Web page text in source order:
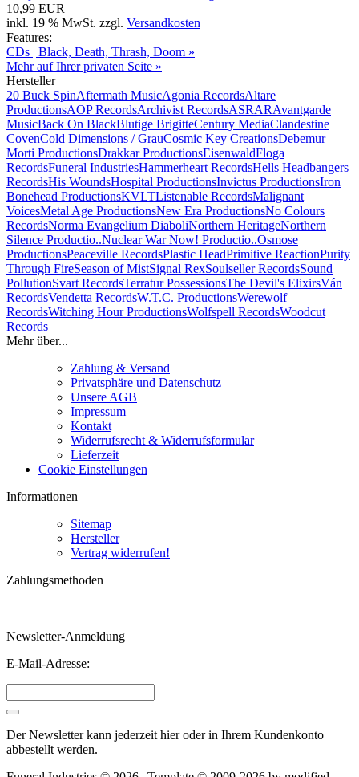
10,99 EUR
inkl. 19 % MwSt. zzgl. Versandkosten
Features:
CDs | Black, Death, Thrash, Doom »
Mehr auf Ihrer privaten Seite »
Hersteller
20 Buck SpinAftermath MusicAgonia RecordsAltare
ProductionsAOP RecordsArchivist RecordsASRARAvantgarde
MusicBack On BlackBlutige BrigitteCentury MediaClandestine
CovenCold Dimensions / GrauCosmic Key CreationsDebemur
Morti ProductionsDrakkar ProductionsEisenwaldFloga
RecordsFuneral IndustriesHammerheart RecordsHells Headbangers
RecordsHis WoundsHospital ProductionsInvictus ProductionsIron
Bonehead ProductionsKVLTListenable RecordsMalignant
VoicesMetal Age ProductionsNew Era ProductionsNo Colours
RecordsNorma Evangelium DiaboliNorthern HeritageNorthern
Silence Productio..Nuclear War Now! Productio..Osmose
ProductionsPeaceville RecordsPlastic HeadPrimitive ReactionPurity
Through FireSeason of MistSignal RexSoulseller RecordsSound
PollutionSvart RecordsTerratur PossessionsThe Devil's ElixirsVán
RecordsVendetta RecordsW.T.C. ProductionsWerewolf
RecordsWitching Hour ProductionsWolfspell RecordsWoodcut
Records
Mehr über...
Zahlung & Versand
Privatsphäre und Datenschutz
Unsere AGB
Impressum
Kontakt
Widerrufsrecht & Widerrufsformular
Lieferzeit
Cookie Einstellungen
Informationen
Sitemap
Hersteller
Vertrag widerrufen!
Zahlungsmethoden
Newsletter-Anmeldung
E-Mail-Adresse:
Der Newsletter kann jederzeit hier oder in Ihrem Kundenkonto
abbestellt werden.